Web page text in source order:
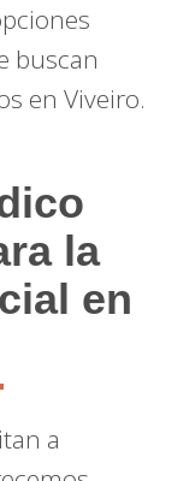
buscan
en Viveiro.
la
en
a